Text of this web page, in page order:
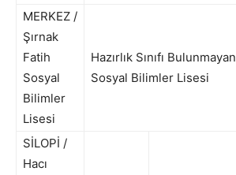
MERKEZ /
Şırnak
Fatih
Sosyal
Bilimler
Lisesi
Hazırlık Sınıfı Bulunmayan
Sosyal Bilimler Lisesi
SİLOPİ /
Hacı